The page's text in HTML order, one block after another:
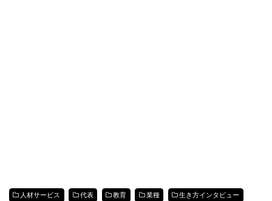
人材サービス 代表 教育 業種 生き方インタビュー